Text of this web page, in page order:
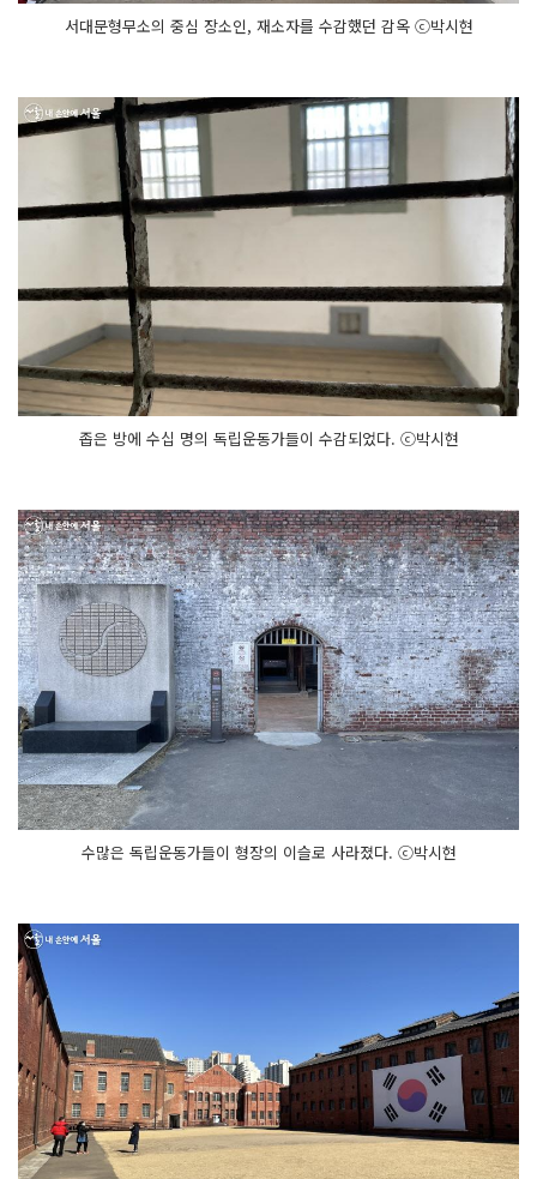
서대문형무소의 중심 장소인, 재소자를 수감했던 감옥 ⓒ박시현
좁은 방에 수십 명의 독립운동가들이 수감되었다. ⓒ박시현
수많은 독립운동가들이 형장의 이슬로 사라졌다. ⓒ박시현